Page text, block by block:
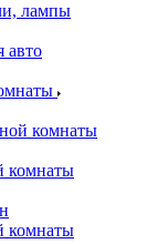
лампы
авто
комнаты
комнаты
комнаты